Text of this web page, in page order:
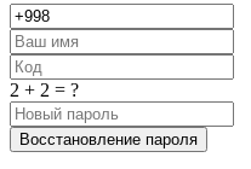
2 + 2 = ?
Восстановление пароля